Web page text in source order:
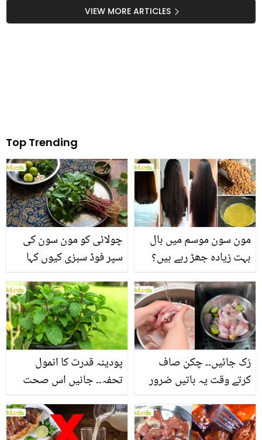
صحت کے لیے کونسا سُرمہ
زیادہ بہتر ہے
شاہ والدہ کو یاد کر کے
جذباتی ہوگئے! ویڈیو وائرل
VIEW MORE ARTICLES
Top Trending
چولائی کو مون سون کی
سپر فوڈ سبزی کیوں کہا
منرلز اور اینٹی آکسیڈنٹس
سے بھرپور اس سبزی کے
فائدے
مون سون موسم میں بال
بہت زیادہ جھڑ رہے ہیں؟
بنانے کے چند قدرتی طریقے
پودینہ قدرت کا انمول
تحفہ۔۔ جانیں اس صحت
انگیز طبی فوائد
رُک جائیں۔۔ چکن صاف
کرتے وقت یہ باتیں ضرور